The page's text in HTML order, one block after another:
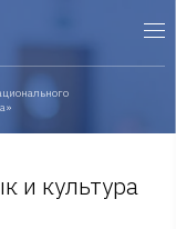
и культура